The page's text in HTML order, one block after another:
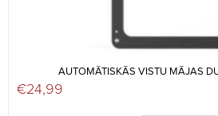
AUTOMĀTISKĀS VISTU MĀJAS
€24,99